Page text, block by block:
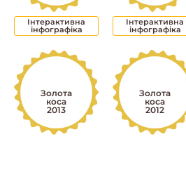
Інтерактивна
інфографіка
Інтерактивна
інфографіка
Золота
коса
2013
Золота
коса
2012